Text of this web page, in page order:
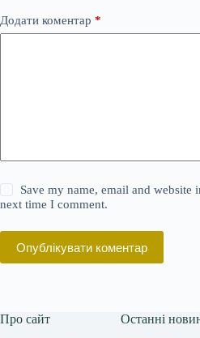
Додати коментар *
Save my name, email and website
next time I comment.
Опублікувати коментар
Про сайт Останні